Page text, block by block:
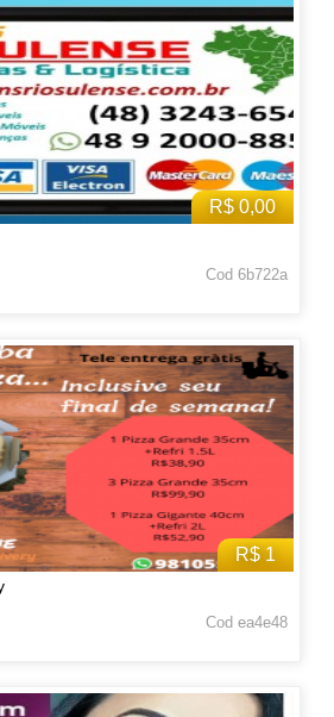
R$ 0,00
Cod 6b722a
R$ 1
Cod ea4e48